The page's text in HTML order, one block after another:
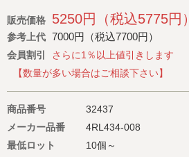
販売価格 5250円（税込5775円）
参考上代 7000円（税込7700円）
会員割引
さらに1％以上値引きします
【数量が多い場合はご相談下さい】
商品番号
32437
メーカー品番
4RL434-008
最低ロット
10個～